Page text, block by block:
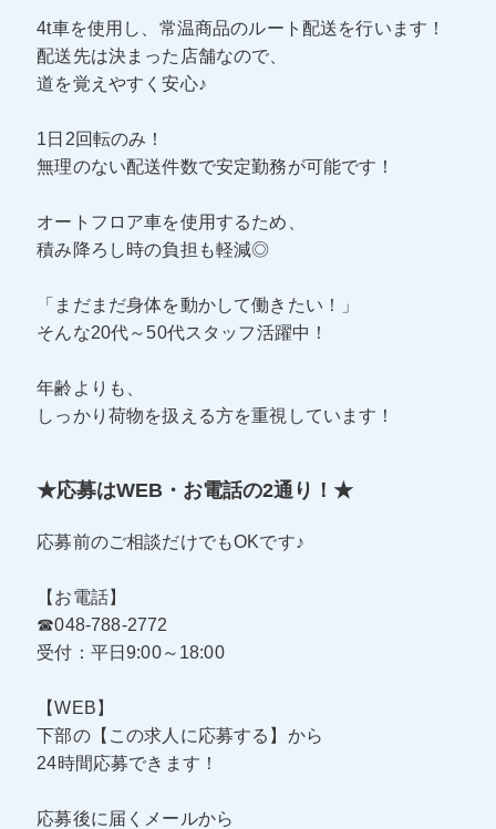
4t車を使用し、常温商品のルート配送を行います！
配送先は決まった店舗なので、
道を覚えやすく安心♪
1日2回転のみ！
無理のない配送件数で安定勤務が可能です！
オートフロア車を使用するため、
積み降ろし時の負担も軽減◎
「まだまだ身体を動かして働きたい！」
そんな20代～50代スタッフ活躍中！
年齢よりも、
しっかり荷物を扱える方を重視しています！
★応募はWEB・お電話の2通り！★
応募前のご相談だけでもOKです♪
【お電話】
☎048-788-2772
受付：平日9:00～18:00
【WEB】
下部の【この求人に応募する】から
24時間応募できます！
応募後に届くメールから